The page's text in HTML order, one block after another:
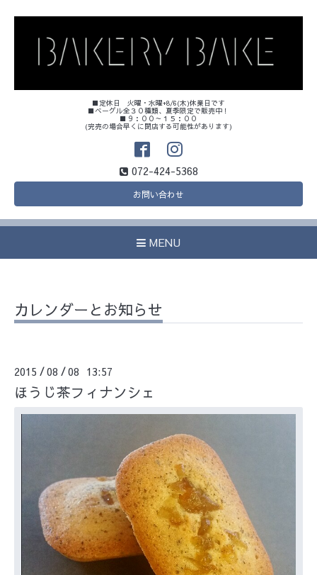
■定休日 火曜・水曜+8/6(木)休業日です
■ベーグル全３０種類、夏季限定で販売中！
■９：００～１５：００
(完売の場合早くに閉店する可能性があります)
072-424-5368
お問い合わせ
MENU
カレンダーとお知らせ
2015 /08 /08 13:57
ほうじ茶フィナンシェ